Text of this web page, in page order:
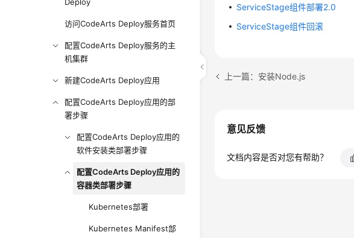
访问CodeArts Deploy服务首页
配置CodeArts Deploy服务的主
机集群
新建CodeArts Deploy应用
配置CodeArts Deploy应用的部
署步骤
配置CodeArts Deploy应用的
软件安装类部署步骤
配置CodeArts Deploy应用的
容器类部署步骤
Kubernetes部署
Kubernetes Manifest部
ServiceStage组件部署2.0
ServiceStage组件回滚
上一篇：安装Node.js
意见反馈
文档内容是否对您有帮助？